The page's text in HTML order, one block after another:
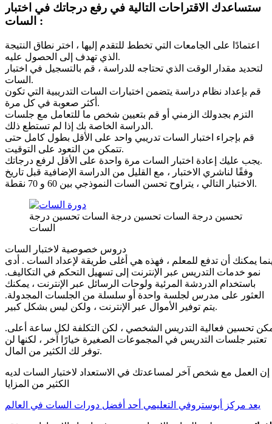
ستساعدك الاقتراحات التالية في رفع درجاتك في اختبار
السات :
اعتمادًا على الجامعات التي تخطط للتقدم إليها ، اختر نطاق النتيجة
الذي تهدف إلى الحصول عليه.
لتحديد مقدار الوقت الذي تحتاجه للدراسة ، قم بالتسجيل في اختبار
السات.
قم بإعداد نظام دراسة يتضمن اختبارات السات التدريبية التي تكون
أكثر صعوبة في كل مرة.
التزم بجدولك الزمني أو قم بتعيين شخص ما للتعامل مع جلسات
الدراسة الخاصة بك إذا لم تستطع ذلك.
قم بإجراء اختبار السات تدريبي واحد على الأقل بطول كامل حتى
تتمكن من التعود على التوقيت.
يجب عليك إعادة اختبار السات مرة واحدة على الأقل لرفع درجاتك.
وفقًا لناشري الاختبار ، مع القليل من الدراسة الإضافية قبل تاريخ
الاختبار التالي ، يتراوح تحسن السات النموذجي بين 60 و 70 نقطة.
تحسين درجة السات تحسين درجة السات تحسين درجة
السات
دروس خصوصية لاختبار السات
يمكنك أن تدفع للمعلم ، فهذه هي أغلى طريقة لإعداد السات . أدى
نمو خدمات التدريس عبر الإنترنت إلى تسهيل التحكم في التكاليف.
باستخدام الدردشة المرئية ولوحات الرسائل عبر الإنترنت ، يمكنك
العثور على مدرس لجلسة واحدة أو سلسلة من الجلسات المجدولة.
يتم توفير الأموال عبر الإنترنت ، ولكن ليس بشكل كبير.
تحسين فعالية التدريس الشخصي ، لكن التكلفة لكل ساعة أعلى.
تعتبر جلسات التدريس في المجموعات الصغيرة خيارًا آخر ، لكنها لن
توفر لك الكثير من المال.
إن العمل مع شخص آخر لمساعدتك في الاستعداد لاختبار السات لديه
يعد مركز أبوستروفي التعليمي أحد أفضل دورات السات في العالم